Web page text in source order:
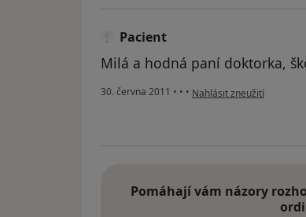
Pacient
Milá a hodná paní doktorka,
30. června 2011 • • • podle názoru uživatele
Nahlásit zneužití
Pomáhají vám názory